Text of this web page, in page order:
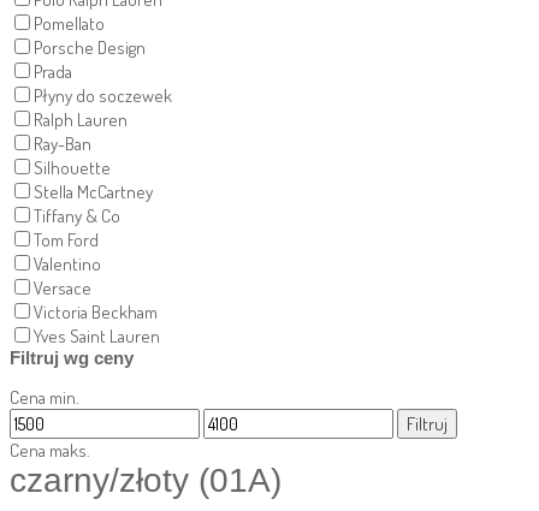
Pomellato
Porsche Design
Prada
Płyny do soczewek
Ralph Lauren
Ray-Ban
Silhouette
Stella McCartney
Tiffany & Co
Tom Ford
Valentino
Versace
Victoria Beckham
Yves Saint Lauren
Filtruj wg ceny
Cena min.
Cena maks.
Filtruj
czarny/złoty (01A)